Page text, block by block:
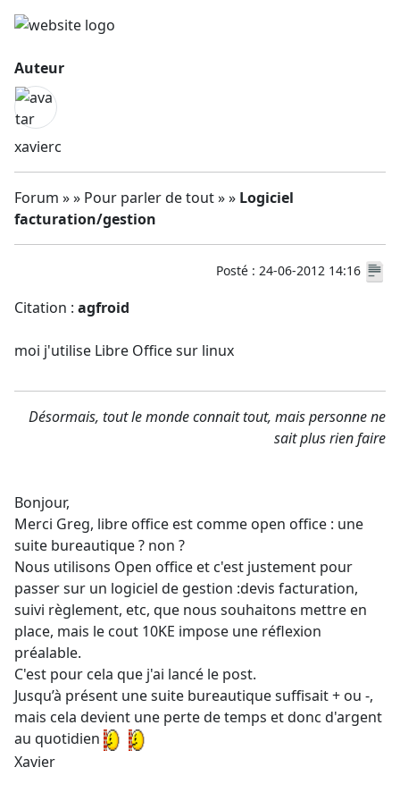
Auteur
xavierc
Forum » » Pour parler de tout » » Logiciel
facturation/gestion
Posté : 24-06-2012 14:16
Citation : agfroid
moi j'utilise Libre Office sur linux
Désormais, tout le monde connait tout, mais personne ne
sait plus rien faire
Bonjour,
Merci Greg, libre office est comme open office : une
suite bureautique ? non ?
Nous utilisons Open office et c'est justement pour
passer sur un logiciel de gestion :devis facturation,
suivi règlement, etc, que nous souhaitons mettre en
place, mais le cout 10KE impose une réflexion
préalable.
C'est pour cela que j'ai lancé le post.
Jusqu’à présent une suite bureautique suffisait + ou -,
mais cela devient une perte de temps et donc d'argent
au quotidien
Xavier